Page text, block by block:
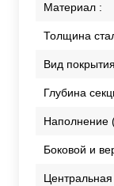
Материал :
Толщина
Вид
Глубина
Наполнение
Боковой и